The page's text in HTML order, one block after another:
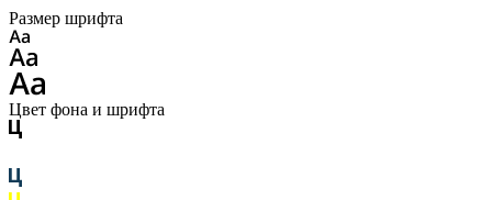
Размер шрифта
Цвет фона и шрифта